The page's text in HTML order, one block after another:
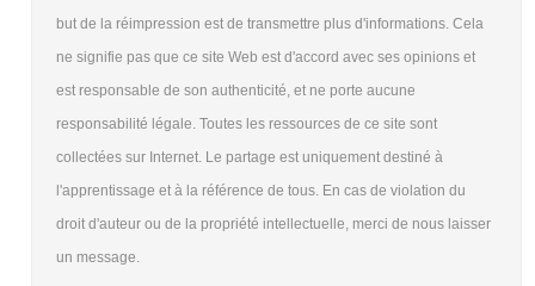
but de la réimpression est de transmettre plus d'informations. Cela
ne signifie pas que ce site Web est d'accord avec ses opinions et
est responsable de son authenticité, et ne porte aucune
responsabilité légale. Toutes les ressources de ce site sont
collectées sur Internet. Le partage est uniquement destiné à
l'apprentissage et à la référence de tous. En cas de violation du
droit d'auteur ou de la propriété intellectuelle, merci de nous laisser
un message.